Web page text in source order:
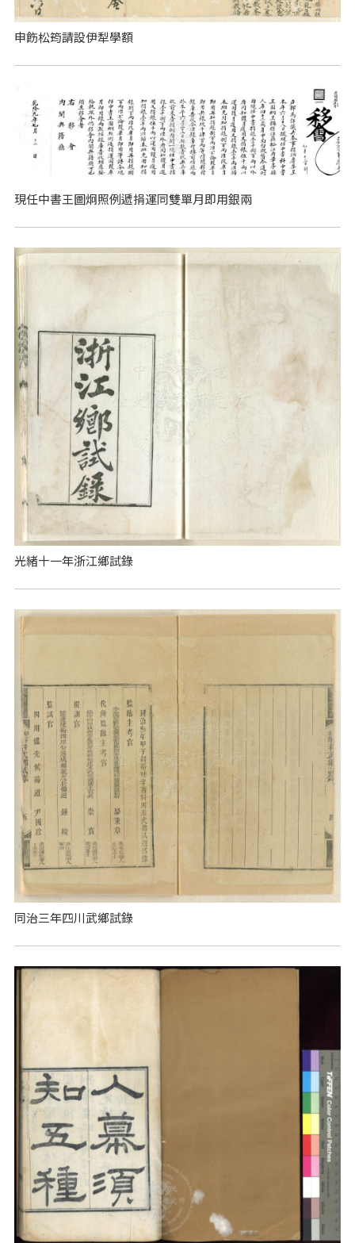
申飭松筠請設伊犁學額
現任中書王圖炯照例遞捐運同雙單月即用銀兩
光緒十一年浙江鄉試錄
同治三年四川武鄉試錄